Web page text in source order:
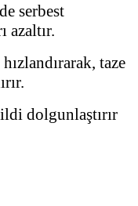
serbest
azaltır.
taze
dolgunlaştırır